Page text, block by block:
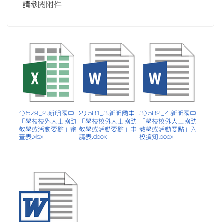
請參閱附件
1) 579_2.新明國中
「學校校外人士協助
教學或活動要點」審
查表.xlsx
2) 581_3.新明國中
「學校校外人士協助
教學或活動要點」申
請表.docx
3) 582_4.新明國中
「學校校外人士協助
教學或活動要點」入
校須知.docx